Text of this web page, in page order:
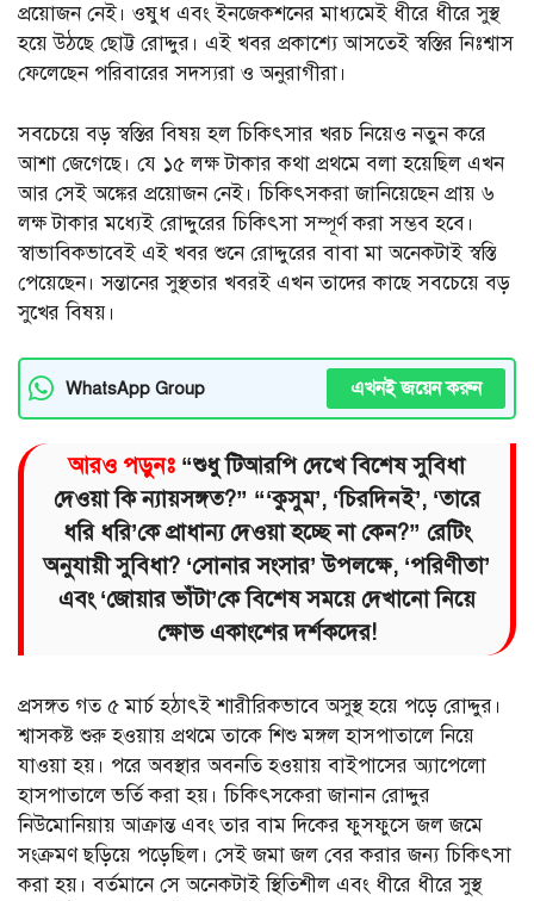
প্রয়োজন নেই। ওষুধ এবং ইনজেকশনের মাধ্যমেই ধীরে ধীরে সুস্থ
হয়ে উঠছে ছোট্ট রোদ্দুর। এই খবর প্রকাশ্যে আসতেই স্বস্তির নিঃশ্বাস
ফেলেছেন পরিবারের সদস্যরা ও অনুরাগীরা।
সবচেয়ে বড় স্বস্তির বিষয় হল চিকিৎসার খরচ নিয়েও নতুন করে
আশা জেগেছে। যে ১৫ লক্ষ টাকার কথা প্রথমে বলা হয়েছিল এখন
আর সেই অঙ্কের প্রয়োজন নেই। চিকিৎসকরা জানিয়েছেন প্রায় ৬
লক্ষ টাকার মধ্যেই রোদ্দুরের চিকিৎসা সম্পূর্ণ করা সম্ভব হবে।
স্বাভাবিকভাবেই এই খবর শুনে রোদ্দুরের বাবা মা অনেকটাই স্বস্তি
পেয়েছেন। সন্তানের সুস্থতার খবরই এখন তাদের কাছে সবচেয়ে বড়
সুখের বিষয়।
WhatsApp Group এখনই জয়েন করুন
আরও পড়ুনঃ “শুধু টিআরপি দেখে বিশেষ সুবিধা
দেওয়া কি ন্যায়সঙ্গত?” “‘কুসুম’, ‘চিরদিনই’, ‘তারে
ধরি ধরি’কে প্রাধান্য দেওয়া হচ্ছে না কেন?” রেটিং
অনুযায়ী সুবিধা? ‘সোনার সংসার’ উপলক্ষে, ‘পরিণীতা’
এবং ‘জোয়ার ভাঁটা’কে বিশেষ সময়ে দেখানো নিয়ে
ক্ষোভ একাংশের দর্শকদের!
প্রসঙ্গত গত ৫ মার্চ হঠাৎই শারীরিকভাবে অসুস্থ হয়ে পড়ে রোদ্দুর।
শ্বাসকষ্ট শুরু হওয়ায় প্রথমে তাকে শিশু মঙ্গল হাসপাতালে নিয়ে
যাওয়া হয়। পরে অবস্থার অবনতি হওয়ায় বাইপাসের অ্যাপেলো
হাসপাতালে ভর্তি করা হয়। চিকিৎসকেরা জানান রোদ্দুর
নিউমোনিয়ায় আক্রান্ত এবং তার বাম দিকের ফুসফুসে জল জমে
সংক্রমণ ছড়িয়ে পড়েছিল। সেই জমা জল বের করার জন্য চিকিৎসা
করা হয়। বর্তমানে সে অনেকটাই স্থিতিশীল এবং ধীরে ধীরে সুস্থ